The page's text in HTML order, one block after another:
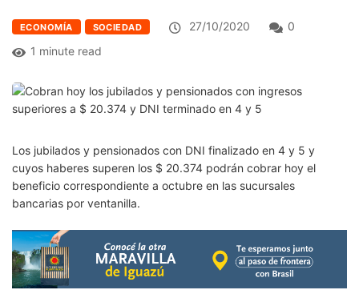
ECONOMÍA SOCIEDAD 27/10/2020
0
1 minute read
Los jubilados y pensionados con DNI finalizado en 4 y 5 y
cuyos haberes superen los $ 20.374 podrán cobrar hoy el
beneficio correspondiente a octubre en las sucursales
bancarias por ventanilla.